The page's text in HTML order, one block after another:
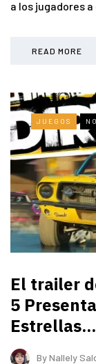
a los jugadores
READ MORE
JUEGOS
El trailer
5
Estrellas...
ByNallely